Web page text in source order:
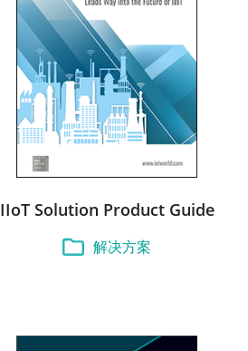
IIoT Solution Product Guide
解决方案